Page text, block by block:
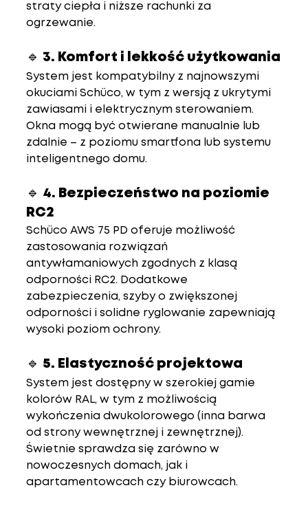
straty ciepła i niższe rachunki za
ogrzewanie.
🔹 3. Komfort i lekkość użytkowania
System jest kompatybilny z najnowszymi
okuciami Schüco, w tym z wersją z ukrytymi
zawiasami i elektrycznym sterowaniem.
Okna mogą być otwierane manualnie lub
zdalnie – z poziomu smartfona lub systemu
inteligentnego domu.
🔹 4. Bezpieczeństwo na poziomie
RC2
Schüco AWS 75 PD oferuje możliwość
zastosowania rozwiązań
antywłamaniowych zgodnych z klasą
odporności RC2. Dodatkowe
zabezpieczenia, szyby o zwiększonej
odporności i solidne ryglowanie zapewniają
wysoki poziom ochrony.
🔹 5. Elastyczność projektowa
System jest dostępny w szerokiej gamie
kolorów RAL, w tym z możliwością
wykończenia dwukolorowego (inna barwa
od strony wewnętrznej i zewnętrznej).
Świetnie sprawdza się zarówno w
nowoczesnych domach, jak i
apartamentowcach czy biurowcach.